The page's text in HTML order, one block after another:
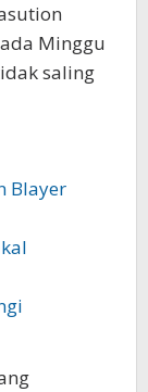
Minggu
saling
Blayer